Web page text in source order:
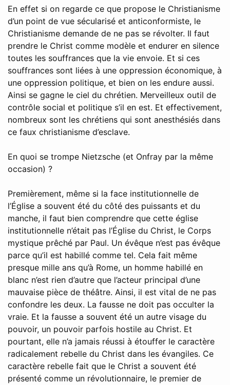
En effet si on regarde ce que propose le Christianisme
d’un point de vue sécularisé et anticonformiste, le
Christianisme demande de ne pas se révolter. Il faut
prendre le Christ comme modèle et endurer en silence
toutes les souffrances que la vie envoie. Et si ces
souffrances sont liées à une oppression économique, à
une oppression politique, et bien on les endure aussi.
Ainsi se gagne le ciel du chrétien. Merveilleux outil de
contrôle social et politique s’il en est. Et effectivement,
nombreux sont les chrétiens qui sont anesthésiés dans
ce faux christianisme d’esclave.
En quoi se trompe Nietzsche (et Onfray par la même
occasion) ?
Premièrement, même si la face institutionnelle de
l’Église a souvent été du côté des puissants et du
manche, il faut bien comprendre que cette église
institutionnelle n’était pas l’Église du Christ, le Corps
mystique prêché par Paul. Un évêque n’est pas évêque
parce qu’il est habillé comme tel. Cela fait même
presque mille ans qu’à Rome, un homme habillé en
blanc n’est rien d’autre que l’acteur principal d’une
mauvaise pièce de théâtre. Ainsi, il est vital de ne pas
confondre les deux. La fausse ne doit pas occulter la
vraie. Et la fausse a souvent été un autre visage du
pouvoir, un pouvoir parfois hostile au Christ. Et
pourtant, elle n’a jamais réussi à étouffer le caractère
radicalement rebelle du Christ dans les évangiles. Ce
caractère rebelle fait que le Christ a souvent été
présenté comme un révolutionnaire, le premier de